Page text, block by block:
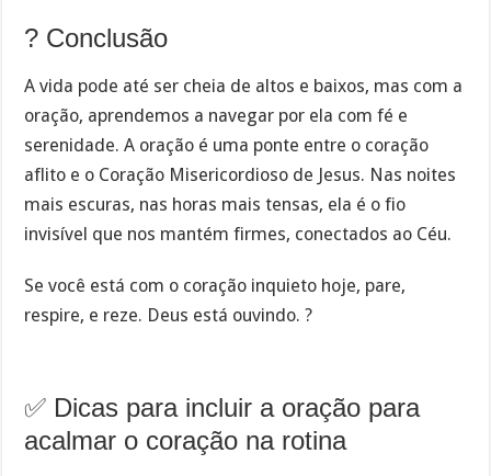
? Conclusão
A vida pode até ser cheia de altos e baixos, mas com a
oração, aprendemos a navegar por ela com fé e
serenidade. A oração é uma ponte entre o coração
aflito e o Coração Misericordioso de Jesus. Nas noites
mais escuras, nas horas mais tensas, ela é o fio
invisível que nos mantém firmes, conectados ao Céu.
Se você está com o coração inquieto hoje, pare,
respire, e reze. Deus está ouvindo. ?
✅ Dicas para incluir a oração para
acalmar o coração na rotina